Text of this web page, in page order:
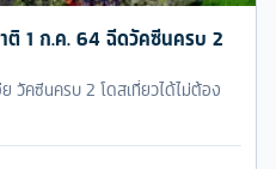
ติ 1 ก.ค. 64 ฉีดวัคซีนครบ 2
วัคซีนครบ 2 โดสเที่ยวได้ไม่ต้อง